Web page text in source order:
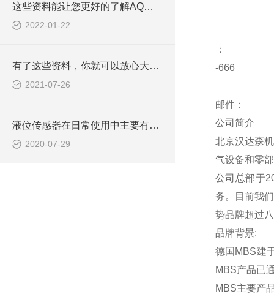
这些资料能让您更好的了解AQ艾科液位传感器
2022-01-22
有了这些资料，你就可以放心大胆的安装AQ艾科液位传感器
2021-07-26
液位传感器在日常使用中主要有三种类型
2020-07-29
：
-666
邮件：
公司简介
北京汉达森
气设备和零
公司总部于
务。目前我
势品牌超过
品牌背景:
德国MBS建
MBS产品已
MBS主要产